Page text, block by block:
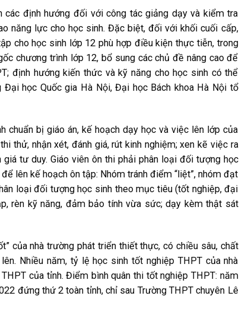
các định hướng đối với công tác giảng dạy và kiểm tra
năng lực cho học sinh. Đặc biệt, đối với khối cuối cấp,
cho học sinh lớp 12 phù hợp điều kiện thực tiễn, trong
chương trình lớp 12, bổ sung các chủ đề nâng cao để
định hướng kiến thức và kỹ năng cho học sinh có thể
học Quốc gia Hà Nội, Đại học Bách khoa Hà Nội tổ
chuẩn bị giáo án, kế hoạch dạy học và việc lên lớp của
thử, nhận xét, đánh giá, rút kinh nghiệm; xen kẽ việc ra
tư duy. Giáo viên ôn thi phải phân loại đối tượng học
lên kế hoạch ôn tập: Nhóm tránh điểm “liệt”, nhóm đạt
loại đối tượng học sinh theo mục tiêu (tốt nghiệp, đại
rèn kỹ năng, đảm bảo tính vừa sức; dạy kèm thật sát
của nhà trường phát triển thiết thực, có chiều sâu, chất
Nhiều năm, tỷ lệ học sinh tốt nghiệp THPT của nhà
của tỉnh. Điểm bình quân thi tốt nghiệp THPT: năm
đứng thứ 2 toàn tỉnh, chỉ sau Trường THPT chuyên Lê